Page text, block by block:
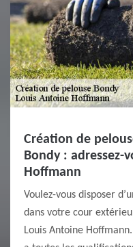
Création de
Bondy : adressez-
Hoffmann
Voulez-vous disposer
dans votre cour
Louis Antoine